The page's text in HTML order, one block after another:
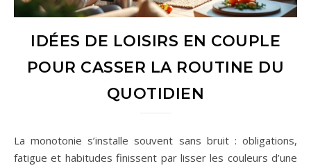
IDÉES DE LOISIRS EN COUPLE
POUR CASSER LA ROUTINE DU
QUOTIDIEN
La monotonie s’installe souvent sans bruit : obligations,
fatigue et habitudes finissent par lisser les couleurs d’une